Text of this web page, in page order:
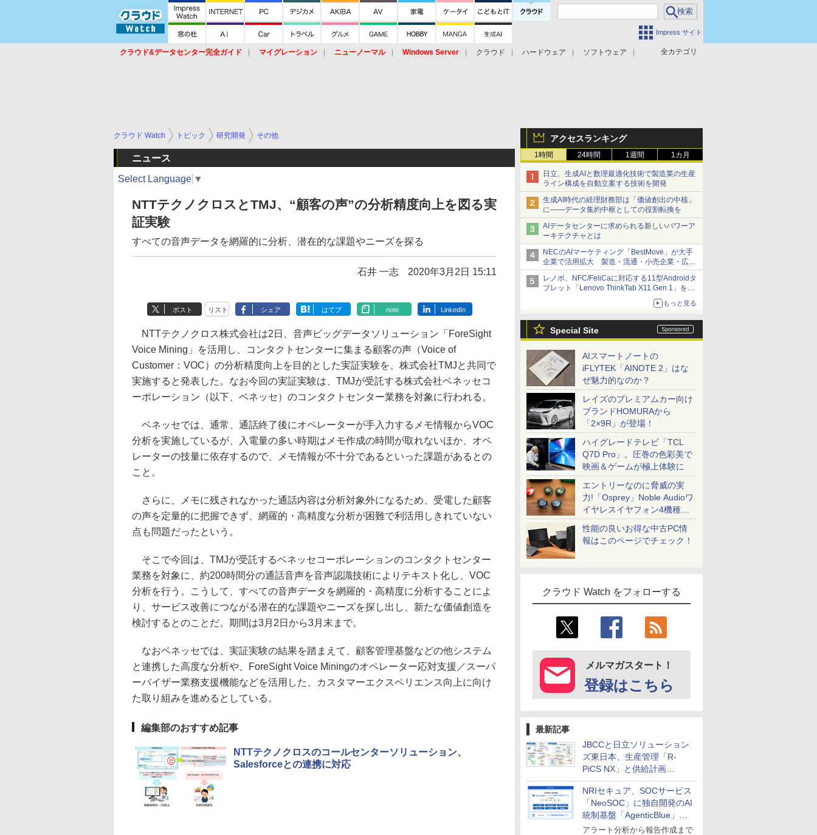
Impress サイト
全カテゴリ
クラウド&データセンター完全ガイド マイグレーション ニューノーマル Windows Server クラウド ハードウェア
ソフトウェア
アクセスランキング
1時間 24時間 1週間 1カ月
日立、生成AIと数理最適化技術で製造業の生産
ライン構成を自動立案する技術を開発
生成AI時代の経理財務部は「価値創出の中核」
に――データ集約中枢としての役割転換を
AIデータセンターに求められる新しいパワーア
ーキテクチャとは
NECのAIマーケティング「BestMove」が大手
企業で活用拡大 製造・流通・小売企業・広告
代理店などが実装フェーズへ
レノボ、NFC/FeliCaに対応する11型Androidタ
ブレット「Lenovo ThinkTab X11 Gen 1」を発
もっと見る
Special Site
AIスマートノートの
iFLYTEK「AINOTE 2」はな
ぜ魅力的なのか？
レイズのプレミアムカー向け
ブランドHOMURAから
「2×9R」が登場！
ハイグレードテレビ「TCL
Q7D Pro」。圧巻の色彩美で
映画＆ゲームが極上体験に
エントリーなのに脅威の実
力!「Osprey」Noble Audioワ
イヤレスイヤフォン4機種を
一気に聴く
性能の良いお得な中古PC情
報はこのページでチェック！
クラウド Watch をフォローする
メルマガスタート！
登録はこちら
最新記事
JBCCと日立ソリューション
ズ東日本、生産管理「R-
PiCS NX」と供給計画
「scSQUARE ISP」の連携サ
ービスを提供開始
NRIセキュア、SOCサービス
「NeoSOC」に独自開発のAI
統制基盤「AgenticBlue」を
導入
アラート分析から報告作成まで
クラウド Watch トピック 研究開発 その他
ニュース
Select Language ▼
NTTテクノクロスとTMJ、“顧客の声”の分析精度向上を図る実
証実験
すべての音声データを網羅的に分析、潜在的な課題やニーズを探る
石井 一志 2020年3月2日 15:11
ポスト リスト シェア はてブ note LinkedIn
NTTテクノクロス株式会社は2日、音声ビッグデータソリューション「ForeSight
Voice Mining」を活用し、コンタクトセンターに集まる顧客の声（Voice of
Customer：VOC）の分析精度向上を目的とした実証実験を、株式会社TMJと共同で
実施すると発表した。なお今回の実証実験は、TMJが受託する株式会社ベネッセコ
ーポレーション（以下、ベネッセ）のコンタクトセンター業務を対象に行われる。
ベネッセでは、通常、通話終了後にオペレーターが手入力するメモ情報からVOC
分析を実施しているが、入電量の多い時期はメモ作成の時間が取れないほか、オペ
レーターの技量に依存するので、メモ情報が不十分であるといった課題があるとの
こと。
さらに、メモに残されなかった通話内容は分析対象外になるため、受電した顧客
の声を定量的に把握できず、網羅的・高精度な分析が困難で利活用しきれていない
点も問題だったという。
そこで今回は、TMJが受託するベネッセコーポレーションのコンタクトセンター
業務を対象に、約200時間分の通話音声を音声認識技術によりテキスト化し、VOC
分析を行う。こうして、すべての音声データを網羅的・高精度に分析することによ
り、サービス改善につながる潜在的な課題やニーズを探し出し、新たな価値創造を
検討するとのことだ。期間は3月2日から3月末まで。
なおベネッセでは、実証実験の結果を踏まえて、顧客管理基盤などの他システム
と連携した高度な分析や、ForeSight Voice Miningのオペレーター応対支援／スーパ
ーバイザー業務支援機能などを活用した、カスタマーエクスペリエンス向上に向け
た取り組みを進めるとしている。
編集部のおすすめ記事
NTTテクノクロスのコールセンターソリューション、
Salesforceとの連携に対応